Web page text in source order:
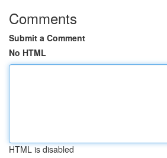
Comments
Submit a Comment
No HTML
HTML is disabled